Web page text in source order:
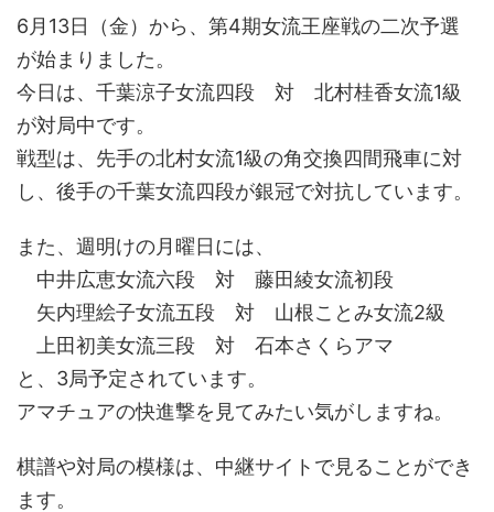
6月13日（金）から、第4期女流王座戦の二次予選
が始まりました。
今日は、千葉涼子女流四段 対 北村桂香女流1級
が対局中です。
戦型は、先手の北村女流1級の角交換四間飛車に対
し、後手の千葉女流四段が銀冠で対抗しています。
また、週明けの月曜日には、
中井広恵女流六段 対 藤田綾女流初段
矢内理絵子女流五段 対 山根ことみ女流2級
上田初美女流三段 対 石本さくらアマ
と、3局予定されています。
アマチュアの快進撃を見てみたい気がしますね。
棋譜や対局の模様は、中継サイトで見ることができ
ます。